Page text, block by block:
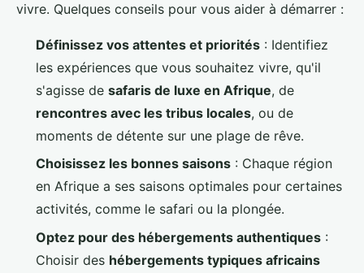
vivre. Quelques conseils pour vous aider à démarrer :
Définissez vos attentes et priorités : Identifiez
les expériences que vous souhaitez vivre, qu'il
s'agisse de safaris de luxe en Afrique, de
rencontres avec les tribus locales, ou de
moments de détente sur une plage de rêve.
Choisissez les bonnes saisons : Chaque région
en Afrique a ses saisons optimales pour certaines
activités, comme le safari ou la plongée.
Optez pour des hébergements authentiques :
Choisir des hébergements typiques africains